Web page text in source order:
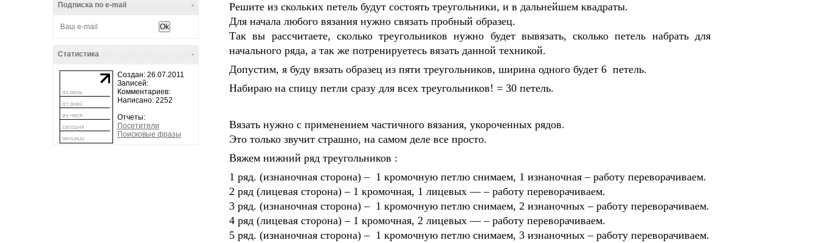
-
Подписка по e-mail
-
Статистика
Создан: 26.07.2011
Записей:
Комментариев:
Написано: 2252
Отчеты:
Посетители
Поисковые фразы
Решите из скольких петель будут состоять треугольники, и в дальнейшем квадраты.
Для начала любого вязания нужно связать пробный образец.
Так вы рассчитаете, сколько треугольников нужно будет вывязать, сколько петель набрать для
начального ряда, а так же потренируетесь вязать данной техникой.
Допустим, я буду вязать образец из пяти треугольников, ширина одного будет 6 петель.
Набираю на спицу петли сразу для всех треугольников! = 30 петель.
Вязать нужно с применением частичного вязания, укороченных рядов.
Это только звучит страшно, на самом деле все просто.
Вяжем нижний ряд треугольников :
1 ряд. (изнаночная сторона) – 1 кромочную петлю снимаем, 1 изнаночная – работу переворачиваем.
2 ряд (лицевая сторона) – 1 кромочная, 1 лицевых — – работу переворачиваем.
3 ряд. (изнаночная сторона) – 1 кромочную петлю снимаем, 2 изнаночных – работу переворачиваем.
4 ряд (лицевая сторона) – 1 кромочная, 2 лицевых — – работу переворачиваем.
5 ряд. (изнаночная сторона) – 1 кромочную петлю снимаем, 3 изнаночных – работу переворачиваем.